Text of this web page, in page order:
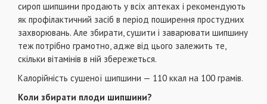
сироп шипшини продають у всіх аптеках і рекомендують
як профілактичний засіб в період поширення простудних
захворювань. Але збирати, сушити і заварювати шипшину
теж потрібно грамотно, адже від цього залежить те,
скільки вітамінів в ній збережеться.
Калорійність сушеної шипшини — 110 ккал на 100 грамів.
Коли збирати плоди шипшини?